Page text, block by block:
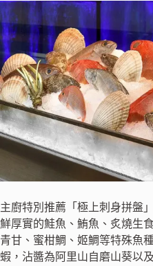
主廚特別推薦「極上刺身拼盤
鮮厚實的鮭魚、鮪魚、炙燒生
青甘、蜜柑鯛、姬鯛等特殊魚
蝦，沾醬為阿里山自磨山葵以